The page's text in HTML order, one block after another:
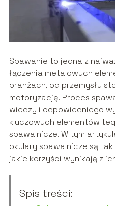
Spawanie to jedna z
łączenia metalowych
branżach, od przemysłu
motoryzację. Proces
wiedzy i odpowiedniego
kluczowych elementów
spawalnicze. W tym
okulary spawalnicze są
jakie korzyści wynikają z
Spis treści: